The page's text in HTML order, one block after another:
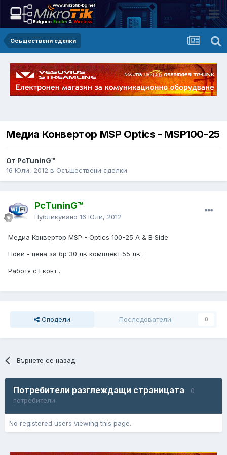
Осъществени сделки
Медиа Конвертор MSP Optics - MSP100-25
От PcTuninG™
16 Юли, 2012 в Осъществени сделки
PcTuninG™
Публикувано 16 Юли, 2012
Медиа Конвертор MSP - Optics 100-25 A & B Side
Нови - цена за бр 30 лв комплект 55 лв .
Работя с Еконт .
Сподели Последователи 0
Върнете се назад
Потребители разглеждащи страницата
0
потребители
No registered users viewing this page.